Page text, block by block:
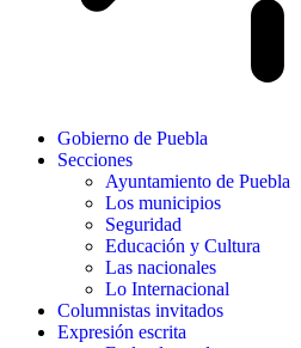
Gobierno de Puebla
Secciones
Ayuntamiento de Puebla
Los municipios
Seguridad
Educación y Cultura
Las nacionales
Lo Internacional
Columnistas invitados
Expresión escrita